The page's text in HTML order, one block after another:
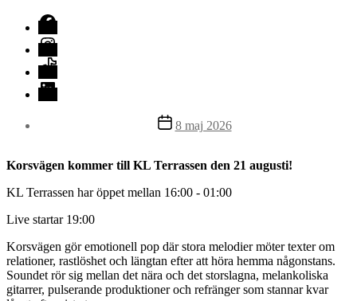
Facebook
Instagram
TikTok
LinkedIn
Inläggsdatum
8 maj 2026
Korsvägen kommer till KL Terrassen den 21 augusti!
KL Terrassen har öppet mellan 16:00 - 01:00
Live startar 19:00
Korsvägen gör emotionell pop där stora melodier möter texter om
relationer, rastlöshet och längtan efter att höra hemma någonstans.
Soundet rör sig mellan det nära och det storslagna, melankoliska
gitarrer, pulserande produktioner och refränger som stannar kvar